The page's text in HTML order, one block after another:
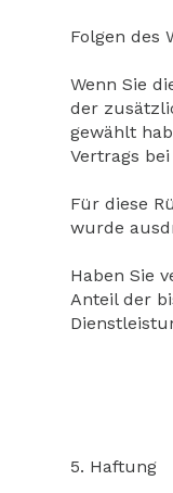
Folgen des
Wenn Sie
der
gewählt
Vertrags
Für diese
wurde
Haben Sie
Anteil der
5. Haftung